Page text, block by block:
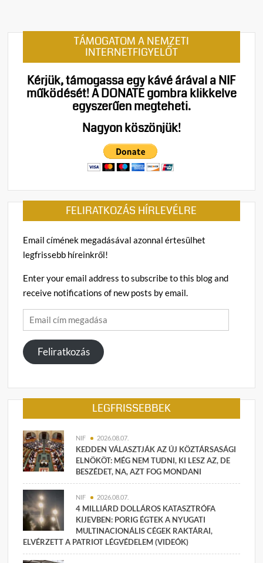
TÁMOGATOM A NEMZETI
INTERNETFIGYELŐT
Kérjük, támogassa egy kávé árával a NIF
működését!A DONATE gombra klikkelve
egyszerűen megteheti.
Nagyon köszönjük!
FELIRATKOZÁS HÍRLEVÉLRE
Email címének megadásával azonnal értesülhet
legfrissebb híreinkről!
Enter your email address to subscribe to this blog and
receive notifications of new posts by email.
Email
cím
megadása
Feliratkozás
LEGFRISSEBBEK
NIF 2026.08.07.
KEDDEN VÁLASZTJÁK AZ ÚJ KÖZTÁRSASÁGI
ELNÖKÖT: MÉG NEM TUDNI, KI LESZ AZ, DE
BESZÉDET, NA, AZT FOG MONDANI
NIF 2026.08.07.
4 MILLIÁRD DOLLÁROS KATASZTRÓFA
KIJEVBEN: PORIG ÉGTEK A NYUGATI
MULTINACIONÁLIS CÉGEK RAKTÁRAI,
ELVÉRZETT A PATRIOT LÉGVÉDELEM (VIDEÓK)